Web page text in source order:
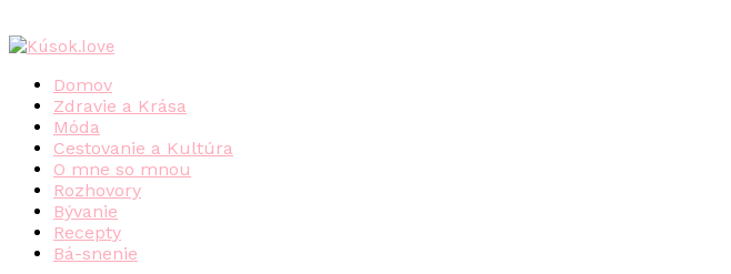
Domov
Zdravie a Krása
Móda
Cestovanie a Kultúra
O mne so mnou
Rozhovory
Bývanie
Recepty
Bá-snenie